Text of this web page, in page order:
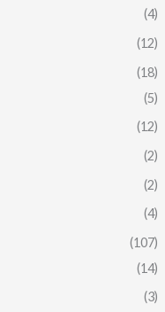
(4)
(12)
(18)
(5)
(12)
(2)
(2)
(4)
(107)
(14)
(3)